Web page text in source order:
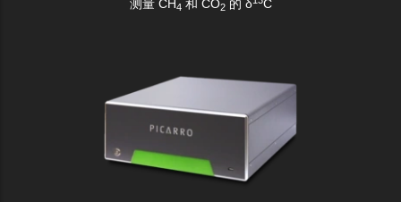
测量 CH4 和 CO2的 δ C